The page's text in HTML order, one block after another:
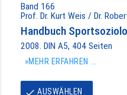
Band 166
Prof. Dr. Kurt Weis / Dr.
Handbuch
2008. DIN A5, 404 Seiten
»MEHR ERFAHREN ...
done AUSWÄHLEN